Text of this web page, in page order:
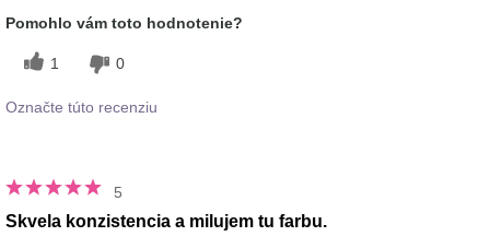
Pomohlo vám toto hodnotenie?
1 0
Označte túto recenziu
5
Skvela konzistencia a milujem tu farbu.